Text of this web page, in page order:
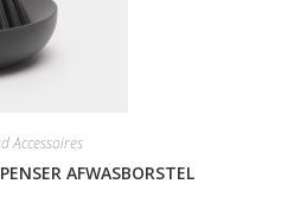
Accessoires
AFWASBORSTEL